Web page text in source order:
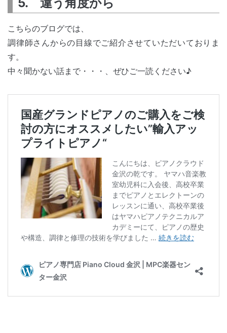
こちらのブログでは、
調律師さんからの目線でご紹介させていただいておりま
す。
中々聞かない話まで・・・、ぜひご一読ください♪